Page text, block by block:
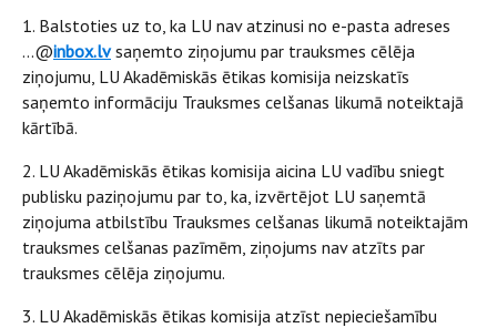
1. Balstoties uz to, ka LU nav atzinusi no e-pasta adreses
...@inbox.lvsaņemto ziņojumu par trauksmes cēlēja
ziņojumu, LU Akadēmiskās ētikas komisija neizskatīs
saņemto informāciju Trauksmes celšanas likumā noteiktajā
kārtībā.
2. LU Akadēmiskās ētikas komisija aicina LU vadību sniegt
publisku paziņojumu par to, ka, izvērtējot LU saņemtā
ziņojuma atbilstību Trauksmes celšanas likumā noteiktajām
trauksmes celšanas pazīmēm, ziņojums nav atzīts par
trauksmes cēlēja ziņojumu.
3. LU Akadēmiskās ētikas komisija atzīst nepieciešamību